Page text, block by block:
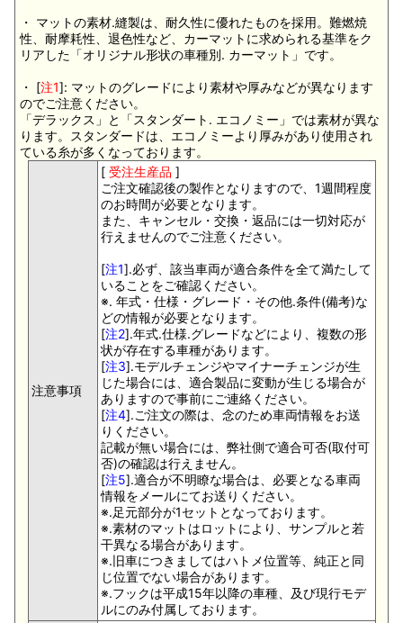
・ マットの素材.縫製は、耐久性に優れたものを採用。難燃焼
性、耐摩耗性、退色性など、カーマットに求められる基準をク
リアした「オリジナル形状の車種別. カーマット」です。
・ [注1]: マットのグレードにより素材や厚みなどが異なります
のでご注意ください。
「デラックス」と「スタンダート. エコノミー」では素材が異な
ります。スタンダードは、エコノミーより厚みがあり使用され
ている糸が多くなっております。
注意事項
[ 受注生産品 ]
ご注文確認後の製作となりますので、1週間程度
のお時間が必要となります。
また、キャンセル・交換・返品には一切対応が
行えませんのでご注意ください。
[注1].必ず、該当車両が適合条件を全て満たして
いることをご確認ください。
※. 年式・仕様・グレード・その他.条件(備考)な
どの情報が必要となります。
[注2].年式.仕様.グレードなどにより、複数の形
状が存在する車種があります。
[注3].モデルチェンジやマイナーチェンジが生
じた場合には、適合製品に変動が生じる場合が
ありますので事前にご連絡ください。
[注4].ご注文の際は、念のため車両情報をお送
りください。
記載が無い場合には、弊社側で適合可否(取付可
否)の確認は行えません。
[注5].適合が不明瞭な場合は、必要となる車両
情報をメールにてお送りください。
※.足元部分が1セットとなっております。
※.素材のマットはロットにより、サンプルと若
干異なる場合があります。
※.旧車につきましてはハトメ位置等、純正と同
じ位置でない場合があります。
※.フックは平成15年以降の車種、及び現行モデ
ルにのみ付属しております。